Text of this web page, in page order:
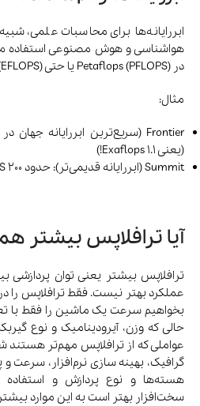
ابررایانه‌ها برای محاسبات علمی،
هواشناسی و هوش مصنوعی استفاده
در Petaflops (PFLOPS) یا حتی Exaflops (EFLOPS) اندازه‌گیری می‌شود.
مثال:
(یعنی 1.1 Exaflops!)
Summit (ابررایانه قدیمی‌تر): حدود 200 PFLOPS
آیا ترافلاپس بیشتر
ترافلاپس بیشتر یعنی توان پردازشی
عملکرد بهتر نیست. فقط ترافلاپس را
بخواهیم سرعت یک ماشین را فقط با
حالی که وزن، آیرودینامیک و نوع
عواملی که از ترافلاپس مهم‌تر هستند
گرافیک، بهینه سازی نرم‌افزار، سرعت و
هسته‌ها و نوع پردازش و استفاده
سخت‌افزار بهتر است به این موارد